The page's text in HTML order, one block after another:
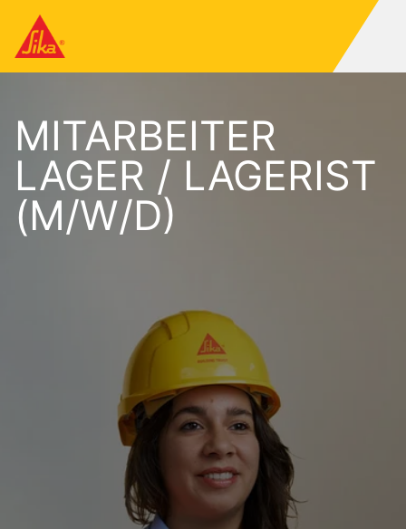
MITARBEITER
LAGER / LAGERIST
(M/W/D)